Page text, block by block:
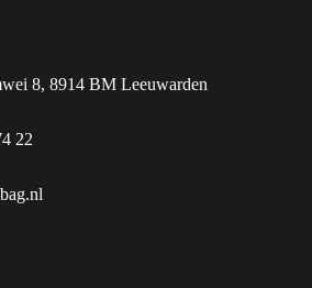
8, 8914 BM Leeuwarden
22